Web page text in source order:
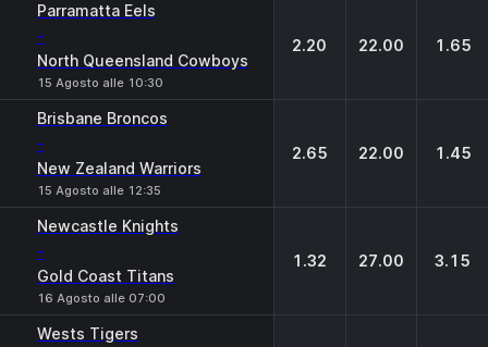
Parramatta Eels
-
North Queensland Cowboys
15 Agosto alle 10:30
2.20 22.00 1.65
Brisbane Broncos
-
New Zealand Warriors
15 Agosto alle 12:35
2.65 22.00 1.45
Newcastle Knights
-
Gold Coast Titans
16 Agosto alle 07:00
1.32 27.00 3.15
Wests Tigers